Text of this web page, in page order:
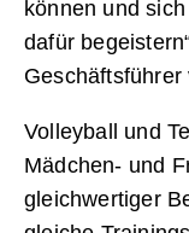
können und
dafür
Volleyball und
Mädchen- und
gleichwertiger